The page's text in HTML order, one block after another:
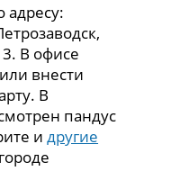
адресу:
В офисе
внести
В
пандус
идругие